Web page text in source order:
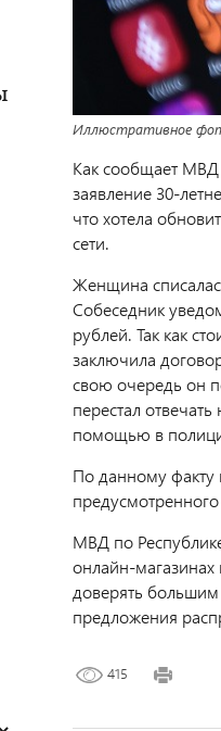
Иллюстративное
Как сообщает
заявление 30-
что хотела
сети.
Женщина
Собеседник
рублей. Так как
заключила
свою очередь он
перестал
помощью в
По данному факту
МВД по
онлайн-
доверять
предложения
415